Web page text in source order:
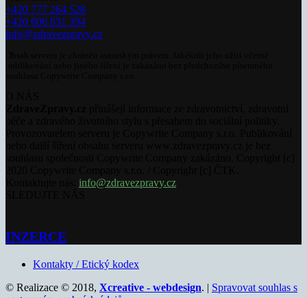
+420 777 264 528
+420 606 831 394
info@zdravezpravy.cz
info@zdravezpravy.cz
INZERCE
Kontakty / Etický kodex
© Realizace © 2018, Xcreative - webdesign. | Spravovat souhlas s